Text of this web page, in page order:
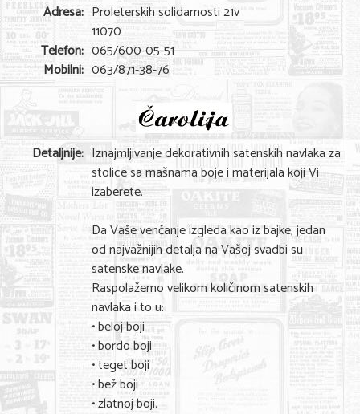
Nega lica i tela
Shopping
Sve za venčanje
Sve za decu
Gastronomija
Kuća i bašta
Zdravlje i medicina
Sport i rekreacija
Hobi i razonoda
ADRESAR
Posao
Usluge
Adresa: Proleterskih solidarnosti 21v
11070
Telefon: 065/600-05-51
Mobilni: 063/871-38-76
Detaljnije: Iznajmljivanje dekorativnih satenskih navlaka za
stolice sa mašnama boje i materijala koji Vi
izaberete.
Da Vaše venčanje izgleda kao iz bajke, jedan
od najvažnijih detalja na Vašoj svadbi su
satenske navlake.
Raspolažemo velikom količinom satenskih
navlaka i to u:
• beloj boji
• bordo boji
• teget boji
• bež boji
• zlatnoj boji.